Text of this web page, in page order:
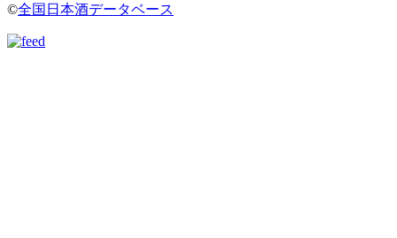
©全国日本酒データベース